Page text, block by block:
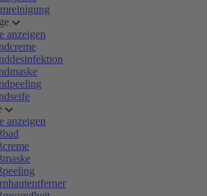
anzeigen
anzeigen